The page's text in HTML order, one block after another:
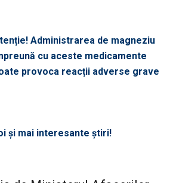
Administrarea de magneziu
cu aceste medicamente
provoca reacții adverse grave
și mai interesante știri!